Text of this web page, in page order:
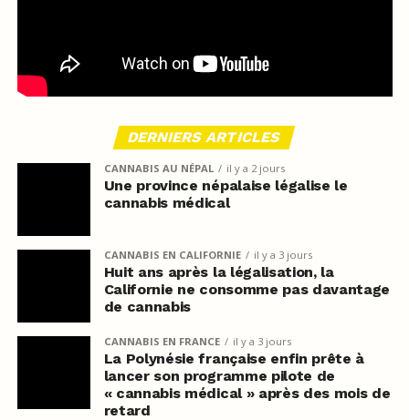
DERNIERS ARTICLES
CANNABIS AU NÉPAL il y a 2 jours
Une province népalaise légalise le
cannabis médical
CANNABIS EN CALIFORNIE il y a 3 jours
Huit ans après la légalisation, la
Californie ne consomme pas davantage
de cannabis
CANNABIS EN FRANCE il y a 3 jours
La Polynésie française enfin prête à
lancer son programme pilote de
« cannabis médical » après des mois de
retard